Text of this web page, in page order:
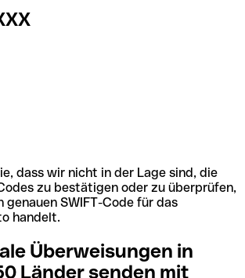
dass wir nicht in der Lage sind, die
zu bestätigen oder zu überprüfen,
genauen SWIFT-Code für das
handelt.
Überweisungen in
Länder senden mit